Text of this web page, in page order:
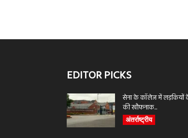
EDITOR PICKS
सेना के कॉलेज में लड़कियों
की खौफनाक...
अंतर्राष्ट्रीय